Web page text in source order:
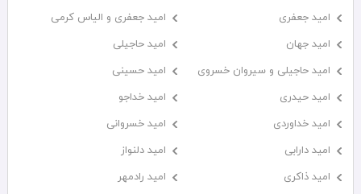
امید جعفری
امید جعفری و الیاس کرمی
امید جهان
امید حاجیلی
امید حاجیلی و سیروان خسروی
امید حسینی
امید حیدری
امید خداجو
امید خداوردی
امید خسروانی
امید دارابی
امید دلنواز
امید ذاکری
امید رادمهر